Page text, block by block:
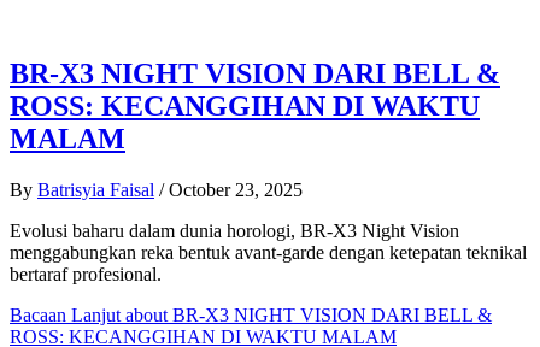
BR-X3 NIGHT VISION DARI BELL &
ROSS: KECANGGIHAN DI WAKTU
MALAM
By Batrisyia Faisal / October 23, 2025
Evolusi baharu dalam dunia horologi, BR-X3 Night Vision
menggabungkan reka bentuk avant-garde dengan ketepatan teknikal
bertaraf profesional.
Bacaan Lanjut about BR-X3 NIGHT VISION DARI BELL &
ROSS: KECANGGIHAN DI WAKTU MALAM